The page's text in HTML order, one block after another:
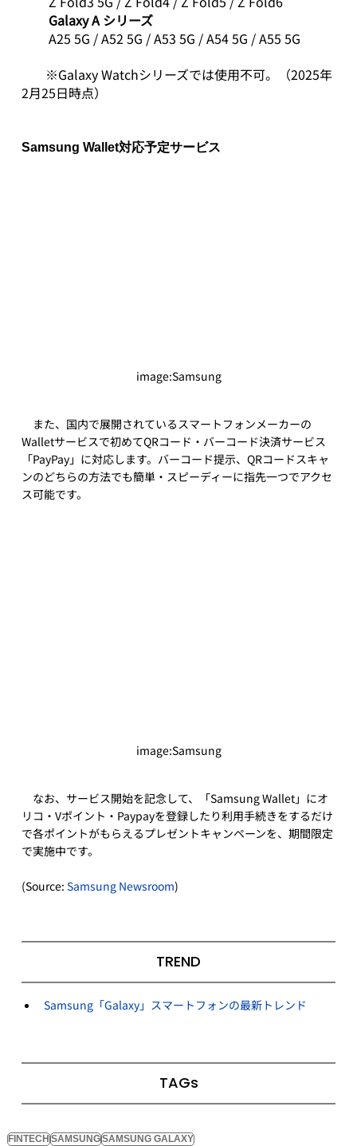
Galaxy A シリーズ
A25 5G / A52 5G / A53 5G / A54 5G / A55 5G
※Galaxy Watchシリーズでは使用不可。（2025年
2月25日時点）
Samsung Wallet対応予定サービス
image:Samsung
また、国内で展開されているスマートフォンメーカーの
Walletサービスで初めてQRコード・バーコード決済サービス
「PayPay」に対応します。バーコード提示、QRコードスキャ
ンのどちらの方法でも簡単・スピーディーに指先一つでアクセ
ス可能です。
image:Samsung
なお、サービス開始を記念して、「Samsung Wallet」にオ
リコ・Vポイント・Paypayを登録したり利用手続きをするだけ
で各ポイントがもらえるプレゼントキャンペーンを、期間限定
で実施中です。
(Source: Samsung Newsroom)
TREND
Samsung「Galaxy」スマートフォンの最新トレンド
TAGs
FINTECHSAMSUNGSAMSUNG GALAXY